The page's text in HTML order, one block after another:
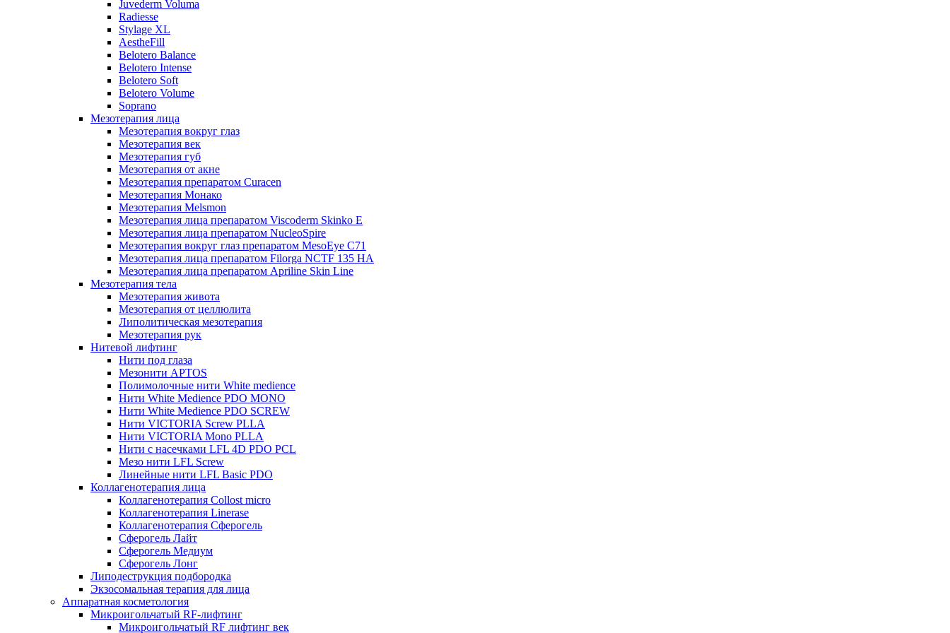
Juvederm Voluma
Radiesse
Stylage XL
AestheFill
Belotero Balance
Belotero Intense
Belotero Soft
Belotero Volume
Soprano
Мезотерапия лица
Мезотерапия вокруг глаз
Мезотерапия век
Мезотерапия губ
Мезотерапия от акне
Мезотерапия препаратом Curacen
Мезотерапия Монако
Мезотерапия Melsmon
Мезотерапия лица препаратом Viscoderm Skinko E
Мезотерапия лица препаратом NucleoSpire
Мезотерапия вокруг глаз препаратом MesoEye С71
Мезотерапия лица препаратом Filorga NCTF 135 HA
Мезотерапия лица препаратом Apriline Skin Line
Мезотерапия тела
Мезотерапия живота
Мезотерапия от целлюлита
Липолитическая мезотерапия
Мезотерапия рук
Нитевой лифтинг
Нити под глаза
Мезонити APTOS
Полимолочные нити White medience
Нити White Medience PDO MONO
Нити White Medience PDO SCREW
Нити VICTORIA Screw PLLA
Нити VICTORIA Mono PLLA
Нити с насечками LFL 4D PDO PCL
Мезо нити LFL Screw
Линейные нити LFL Basic PDO
Коллагенотерапия лица
Коллагенотерапия Collost micro
Коллагенотерапия Linerase
Коллагенотерапия Сферогель
Сферогель Лайт
Сферогель Медиум
Сферогель Лонг
Липодеструкция подбородка
Экзосомальная терапия для лица
Аппаратная косметология
Микроигольчатый RF-лифтинг
Микроигольчатый RF лифтинг век